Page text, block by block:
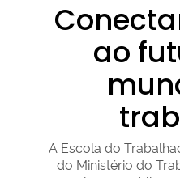
ao
A Escola do
do Ministério do